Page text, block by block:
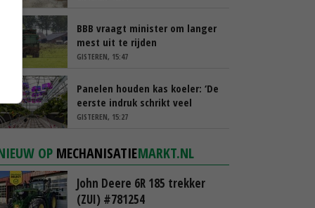
BBB vraagt minister om langer
mest uit te rijden
GISTEREN, 15:47
Panelen houden kas koeler: ‘De
eerste indruk schrikt veel
tuinders af’
GISTEREN, 15:27
OP MECHANISATIEMARKT.NL
John Deere 6R 185 trekker
(ZUI) #781254